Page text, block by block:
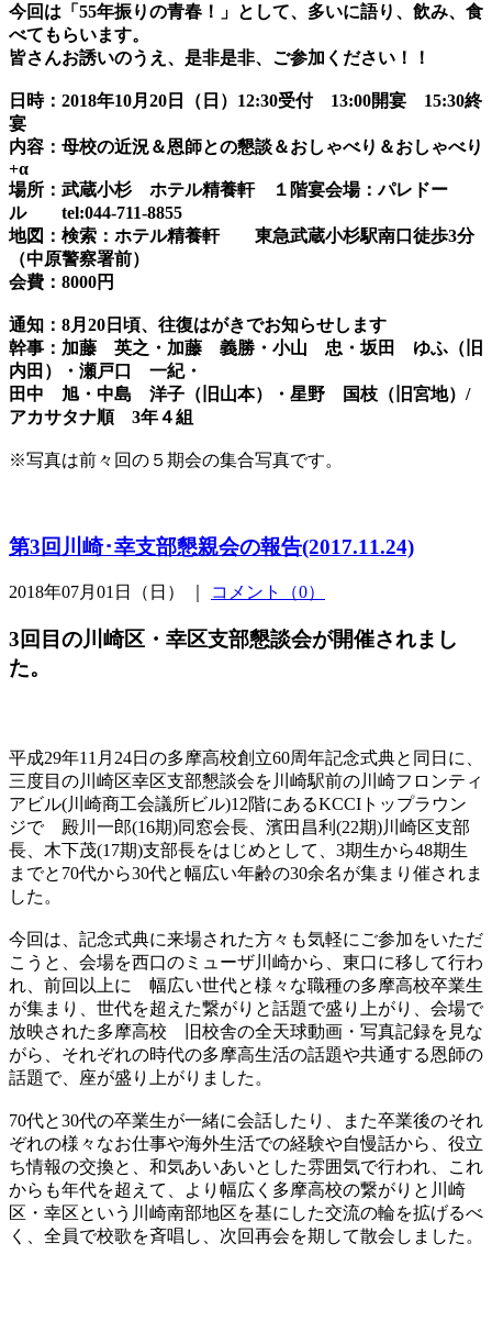
今回は「55年振りの青春！」として、多いに語り、飲み、食
べてもらいます。
皆さんお誘いのうえ、是非是非、ご参加ください！！
日時：2018年10月20日（日）12:30受付 13:00開宴 15:30終
宴
内容：母校の近況＆恩師との懇談＆おしゃべり＆おしゃべり
+α
場所：武蔵小杉 ホテル精養軒 １階宴会場：パレドー
ル tel:044-711-8855
地図：検索：ホテル精養軒 東急武蔵小杉駅南口徒歩3分
（中原警察署前）
会費：8000円
通知：8月20日頃、往復はがきでお知らせします
幹事：加藤 英之・加藤 義勝・小山 忠・坂田 ゆふ（旧
内田）・瀬戸口 一紀・
田中 旭・中島 洋子（旧山本）・星野 国枝（旧宮地）/
アカサタナ順 3年４組
※写真は前々回の５期会の集合写真です。
第3回川崎･幸支部懇親会の報告(2017.11.24)
2018年07月01日（日） ｜ コメント（0）
3回目の川崎区・幸区支部懇談会が開催されまし
た。
平成29年11月24日の多摩高校創立60周年記念式典と同日に、
三度目の川崎区幸区支部懇談会を川崎駅前の川崎フロンティ
アビル(川崎商工会議所ビル)12階にあるKCCIトップラウン
ジで 殿川一郎(16期)同窓会長、濱田昌利(22期)川崎区支部
長、木下茂(17期)支部長をはじめとして、3期生から48期生
までと70代から30代と幅広い年齢の30余名が集まり催されま
した。
今回は、記念式典に来場された方々も気軽にご参加をいただ
こうと、会場を西口のミューザ川崎から、東口に移して行わ
れ、前回以上に 幅広い世代と様々な職種の多摩高校卒業生
が集まり、世代を超えた繋がりと話題で盛り上がり、会場で
放映された多摩高校 旧校舎の全天球動画・写真記録を見な
がら、それぞれの時代の多摩高生活の話題や共通する恩師の
話題で、座が盛り上がりました。
70代と30代の卒業生が一緒に会話したり、また卒業後のそれ
ぞれの様々なお仕事や海外生活での経験や自慢話から、役立
ち情報の交換と、和気あいあいとした雰囲気で行われ、これ
からも年代を超えて、より幅広く多摩高校の繋がりと川崎
区・幸区という川崎南部地区を基にした交流の輪を拡げるべ
く、全員で校歌を斉唱し、次回再会を期して散会しました。